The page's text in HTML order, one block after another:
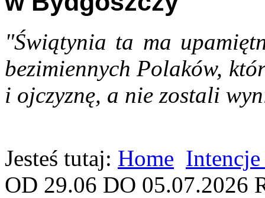
"Świątynia ta ma
bezimiennych Polaków,
i ojczyznę, a nie zostali
Jesteś tutaj: Home Intencje
OD 29.06 DO 05.07.2026